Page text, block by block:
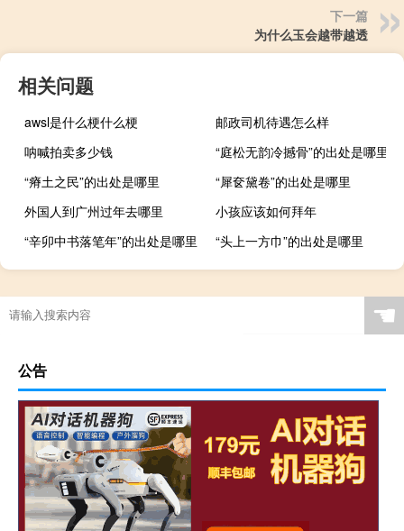
下一篇
为什么玉会越带越透
相关问题
awsl是什么梗什么梗
邮政司机待遇怎么样
呐喊拍卖多少钱
“庭松无韵冷撼骨”的出处是哪里
“瘠土之民”的出处是哪里
“犀奁黛卷”的出处是哪里
外国人到广州过年去哪里
小孩应该如何拜年
“辛卯中书落笔年”的出处是哪里
“头上一方巾”的出处是哪里
☚
公告